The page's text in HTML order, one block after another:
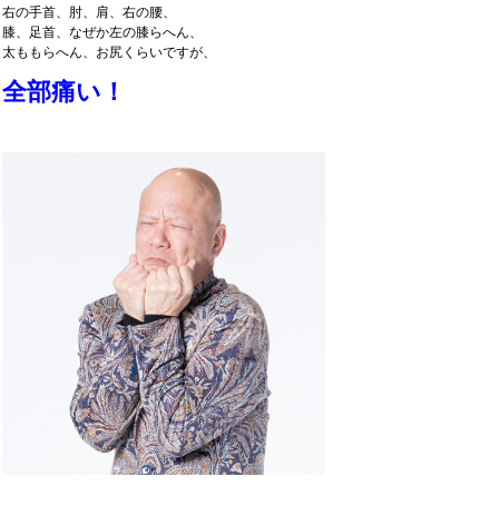
右の手首、肘、肩、右の腰、
膝、足首、なぜか左の膝らへん、
太ももらへん、お尻くらいですが、
全部痛い！